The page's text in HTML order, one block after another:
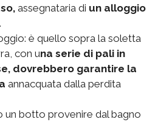
assegnataria di un alloggio
.
è quello sopra la soletta
con una serie di pali in
dovrebbero garantire la
annacquata dalla perdita
un botto provenire dal bagno